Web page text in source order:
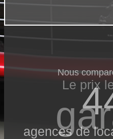
Nous
agences de
Le prix